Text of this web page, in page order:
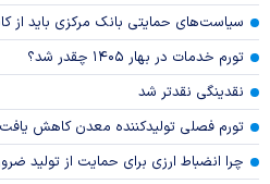
سیاست‌های حمایتی بانک مرکزی باید از
تورم خدمات در بهار ۱۴۰۵ چقدر شد؟
نقدینگی نقدتر شد
تورم فصلی تولیدکننده معدن کاهش یافت
چرا انضباط ارزی برای حمایت از تولید